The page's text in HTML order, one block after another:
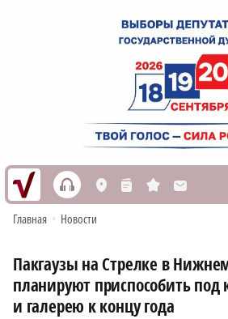
h L n s M
Главная • Новости
Пакгаузы на Стрелке в
планируют приспособить под
и галерею к концу года